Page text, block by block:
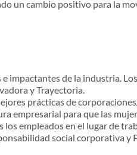
un cambio positivo para la
impactantes de la industria.
y Trayectoria.
prácticas de
empresarial para que las
empleados en el lugar de
social corporativa y